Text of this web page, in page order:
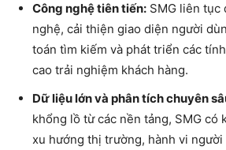
Công nghệ tiên tiến: SMG liên tục
nghệ, cải thiện giao diện người
toán tìm kiếm và phát triển các
cao trải nghiệm khách hàng.
Dữ liệu lớn và phân tích chuyên
khổng lồ từ các nền tảng, SMG có
xu hướng thị trường, hành vi